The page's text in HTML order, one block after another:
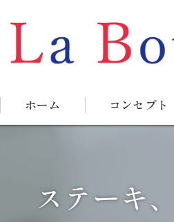
ホーム コンセプト
ステーキ